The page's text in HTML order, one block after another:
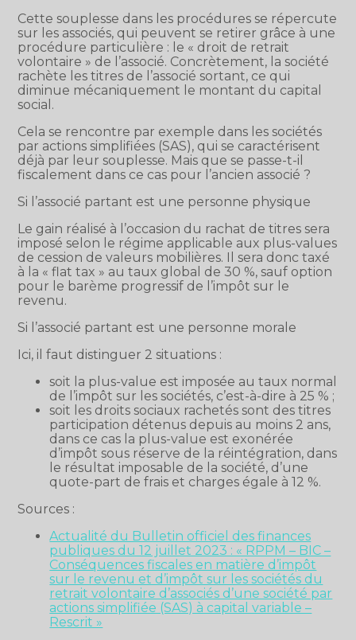
Cette souplesse dans les procédures se répercute
sur les associés, qui peuvent se retirer grâce à une
procédure particulière : le « droit de retrait
volontaire » de l’associé. Concrètement, la société
rachète les titres de l’associé sortant, ce qui
diminue mécaniquement le montant du capital
social.
Cela se rencontre par exemple dans les sociétés
par actions simplifiées (SAS), qui se caractérisent
déjà par leur souplesse. Mais que se passe-t-il
fiscalement dans ce cas pour l’ancien associé ?
Si l’associé partant est une personne physique
Le gain réalisé à l’occasion du rachat de titres sera
imposé selon le régime applicable aux plus-values
de cession de valeurs mobilières. Il sera donc taxé
à la « flat tax » au taux global de 30 %, sauf option
pour le barème progressif de l’impôt sur le
revenu.
Si l’associé partant est une personne morale
Ici, il faut distinguer 2 situations :
soit la plus-value est imposée au taux normal
de l’impôt sur les sociétés, c’est-à-dire à 25 % ;
soit les droits sociaux rachetés sont des titres
participation détenus depuis au moins 2 ans,
dans ce cas la plus-value est exonérée
d’impôt sous réserve de la réintégration, dans
le résultat imposable de la société, d’une
quote-part de frais et charges égale à 12 %.
Sources :
Actualité du Bulletin officiel des finances
publiques du 12 juillet 2023 : « RPPM – BIC –
Conséquences fiscales en matière d’impôt
sur le revenu et d’impôt sur les sociétés du
retrait volontaire d’associés d’une société par
actions simplifiée (SAS) à capital variable –
Rescrit »